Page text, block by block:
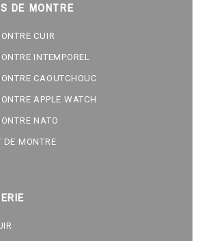
DE MONTRE
CUIR
INTEMPOREL
CAOUTCHOUC
APPLE WATCH
NATO
DE MONTRE